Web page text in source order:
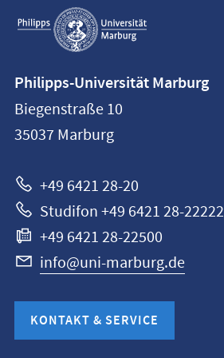
Service-
Navigation
Philipps-
Universität
Marburg
Philipps-Universität Marburg
Biegenstraße 10
35037 Marburg
+49 6421 28-20
Studifon +49 6421 28-22222
+49 6421 28-22500
info@uni-marburg.de
KONTAKT & SERVICE